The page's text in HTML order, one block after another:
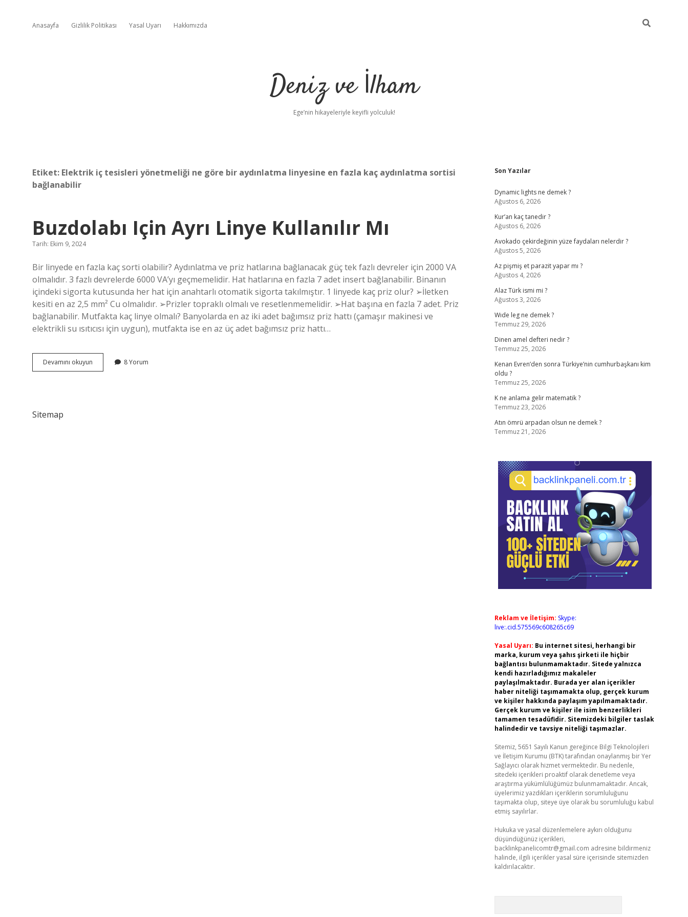
Anasayfa Gizlilik Politikası Yasal Uyarı Hakkımızda
Deniz ve İlham
Ege’nin hikayeleriyle keyifli yolculuk!
Etiket: Elektrik iç tesisleri yönetmeliği ne göre bir aydınlatma linyesine en fazla kaç aydınlatma sortisi
bağlanabilir
Buzdolabı Için Ayrı Linye Kullanılır Mı
Tarih: Ekim 9, 2024
Bir linyede en fazla kaç sorti olabilir? Aydınlatma ve priz hatlarına bağlanacak güç tek fazlı devreler için 2000 VA
olmalıdır. 3 fazlı devrelerde 6000 VA’yı geçmemelidir. Hat hatlarına en fazla 7 adet insert bağlanabilir. Binanın
içindeki sigorta kutusunda her hat için anahtarlı otomatik sigorta takılmıştır. 1 linyede kaç priz olur? ➢İletken
kesiti en az 2,5 mm² Cu olmalıdır. ➢Prizler topraklı olmalı ve resetlenmemelidir. ➢Hat başına en fazla 7 adet. Priz
bağlanabilir. Mutfakta kaç linye olmalı? Banyolarda en az iki adet bağımsız priz hattı (çamaşır makinesi ve
elektrikli su ısıtıcısı için uygun), mutfakta ise en az üç adet bağımsız priz hattı…
Devamını okuyun Buzdolabı
Için
8 Yorum
Sitemap
Sidebar
Son Yazılar
Dynamic lights ne demek ?
Ağustos 6, 2026
Kur’an kaç tanedir ?
Ağustos 6, 2026
Avokado çekirdeğinin yüze faydaları nelerdir ?
Ağustos 5, 2026
Az pişmiş et parazit yapar mı ?
Ağustos 4, 2026
Alaz Türk ismi mi ?
Ağustos 3, 2026
Wıde leg ne demek ?
Temmuz 29, 2026
Dinen amel defteri nedir ?
Temmuz 25, 2026
Kenan Evren’den sonra Türkiye’nin cumhurbaşkanı kim
oldu ?
Temmuz 25, 2026
K ne anlama gelir matematik ?
Temmuz 23, 2026
Atın ömrü arpadan olsun ne demek ?
Temmuz 21, 2026
Reklam ve İletişim: Skype:
live:.cid.575569c608265c69
Yasal Uyarı: Bu internet sitesi, herhangi bir
marka, kurum veya şahıs şirketi ile hiçbir
bağlantısı bulunmamaktadır. Sitede yalnızca
kendi hazırladığımız makaleler
paylaşılmaktadır. Burada yer alan içerikler
haber niteliği taşımamakta olup, gerçek kurum
ve kişiler hakkında paylaşım yapılmamaktadır.
Gerçek kurum ve kişiler ile isim benzerlikleri
tamamen tesadüfidir. Sitemizdeki bilgiler taslak
halindedir ve tavsiye niteliği taşımazlar.
Sitemiz, 5651 Sayılı Kanun gereğince Bilgi Teknolojileri
ve İletişim Kurumu (BTK) tarafından onaylanmış bir Yer
Sağlayıcı olarak hizmet vermektedir. Bu nedenle,
sitedeki içerikleri proaktif olarak denetleme veya
araştırma yükümlülüğümüz bulunmamaktadır. Ancak,
üyelerimiz yazdıkları içeriklerin sorumluluğunu
taşımakta olup, siteye üye olarak bu sorumluluğu kabul
etmiş sayılırlar.
Hukuka ve yasal düzenlemelere aykırı olduğunu
düşündüğünüz içerikleri,
backlinkpanelicomtr@gmail.com adresine bildirmeniz
halinde, ilgili içerikler yasal süre içerisinde sitemizden
kaldırılacaktır.